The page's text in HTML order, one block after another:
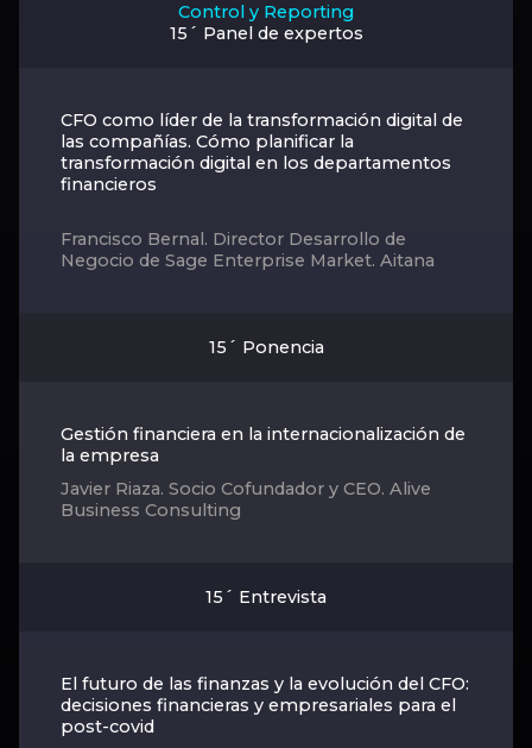
Control y Reporting
15´ Panel de expertos
CFO como líder de la transformación digital de
las compañías. Cómo planificar la
transformación digital en los departamentos
financieros
Francisco Bernal. Director Desarrollo de
Negocio de Sage Enterprise Market. Aitana
15´ Ponencia
Gestión financiera en la internacionalización de
la empresa
Javier Riaza. Socio Cofundador y CEO. Alive
Business Consulting
15´ Entrevista
El futuro de las finanzas y la evolución del CFO:
decisiones financieras y empresariales para el
post-covid